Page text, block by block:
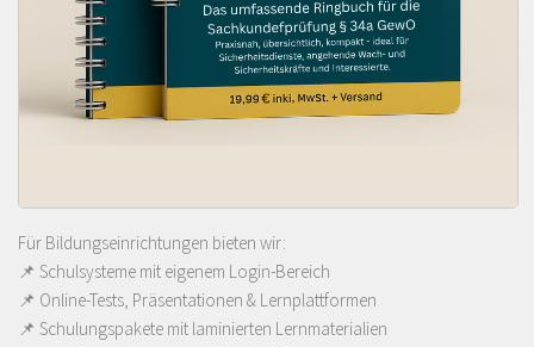
Für Bildungseinrichtungen bieten wir:
📌 Schulsysteme mit eigenem Login-Bereich
📌 Online-Tests, Präsentationen & Lernplattformen
📌 Schulungspakete mit laminierten Lernmaterialien